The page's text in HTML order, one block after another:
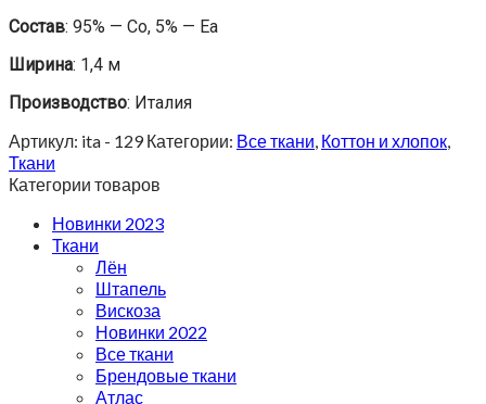
Состав: 95% — Co, 5% — Ea
Ширина: 1,4 м
Производство: Италия
Артикул: ita - 129 Категории: Все ткани, Коттон и хлопок,
Ткани
Категории товаров
Новинки 2023
Ткани
Лён
Штапель
Вискоза
Новинки 2022
Все ткани
Брендовые ткани
Атлас